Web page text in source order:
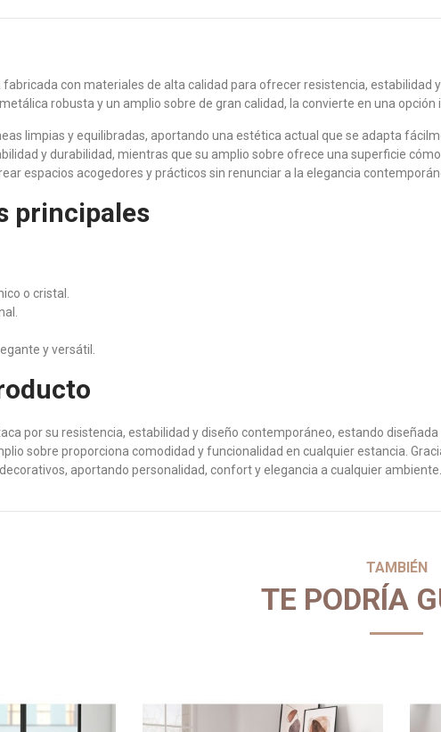
fabricada con materiales de alta calidad para ofrecer resistencia,
robusta y un amplio sobre de gran calidad, la convierte en una
limpias y equilibradas, aportando una estética actual que se adapta
y durabilidad, mientras que su amplio sobre ofrece una superficie
espacios acogedores y prácticos sin renunciar a la elegancia
principales
o cristal.
y versátil.
por su resistencia, estabilidad y diseño contemporáneo, estando
sobre proporciona comodidad y funcionalidad en cualquier estancia.
aportando personalidad, confort y elegancia a cualquier ambiente.
TAMBIÉN
TE PODRÍA